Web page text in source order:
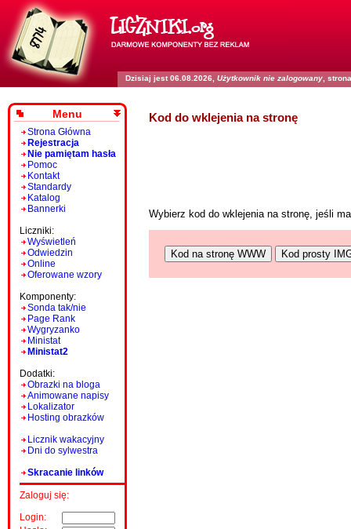
Dzisiaj jest 06.08.2026, Użytkownik nie zalogowany ,
Menu
Strona Główna
Rejestracja
Nie pamiętam hasła
Pomoc
Kontakt
Standardy
Katalog
Bannerki
Liczniki:
Wyświetleń
Odwiedzin
Online
Oferowane wzory
Komponenty:
Sonda tak/nie
Page Rank
Wygryzanko
Ministat
Ministat2
Dodatki:
Obrazki na bloga
Animowane napisy
Lokalizator
Hosting obrazków
Licznik wakacyjny
Dni do sylwestra
Skracanie linków
Zaloguj się:
Login:
Kod do wklejenia na stronę
Wybierz kod do wklejenia na stronę, jeśli
Kod na stronę WWW Kod prosty